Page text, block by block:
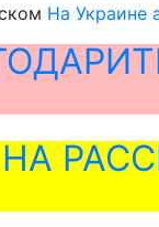
На Украине